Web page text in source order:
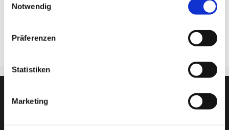
Notwendig
Präferenzen
Statistiken
Marketing
veröffentlicht.